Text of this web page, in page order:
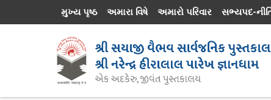
મુખ્ય પૃષ્ઠ અમારા વિષે અમારો પરિવાર સભ્યપદ-